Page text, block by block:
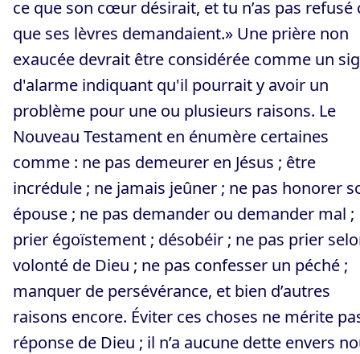
ce que son cœur désirait, et tu n’as pas refusé
que ses lèvres demandaient.» Une prière non
exaucée devrait être considérée comme un
d'alarme indiquant qu'il pourrait y avoir un
problème pour une ou plusieurs raisons. Le
Nouveau Testament en énumère certaines
comme : ne pas demeurer en Jésus ; être
incrédule ; ne jamais jeûner ; ne pas honorer
épouse ; ne pas demander ou demander mal ;
prier égoïstement ; désobéir ; ne pas prier
volonté de Dieu ; ne pas confesser un péché ;
manquer de persévérance, et bien d’autres
raisons encore. Éviter ces choses ne mérite
réponse de Dieu ; il n’a aucune dette envers